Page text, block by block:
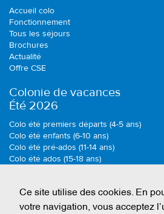
Ce site utilise des cookies. En
votre navigation, vous acceptez
Accueil colo
Fonctionnement
Tous les séjours
Brochures
Actualité
Offre CSE
Colonie de vacances
Été 2026
Colo été premiers départs (4-5 ans)
Colo été enfants (6-10 ans)
Colo été pré-ados (11-14 ans)
Colo été ados (15-18 ans)
Toussaint 2026